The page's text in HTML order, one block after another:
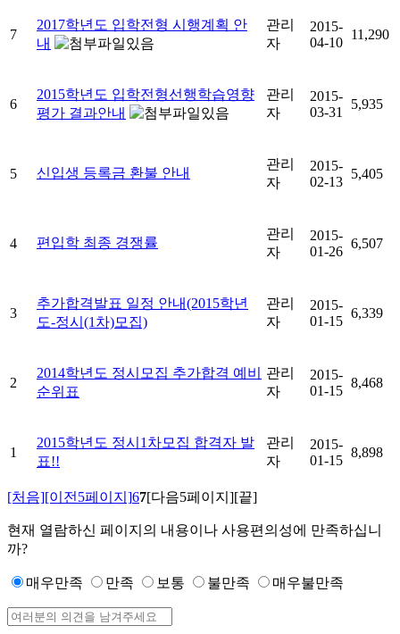
7
2017학년도 입학전형 시행계획 안
내
관리
자
2015-
04-10
11,290
6
2015학년도 입학전형선행학습영향
평가 결과안내
관리
자
2015-
03-31
5,935
5 신입생 등록금 환불 안내
관리
자
2015-
02-13
5,405
4 편입학 최종 경쟁률
관리
자
2015-
01-26
6,507
3
추가합격발표 일정 안내(2015학년
도-정시(1차)모집)
관리
자
2015-
01-15
6,339
2
2014학년도 정시모집 추가합격 예비
순위표
관리
자
2015-
01-15
8,468
1
2015학년도 정시1차모집 합격자 발
표!!
관리
자
2015-
01-15
8,898
[처음][이전5페이지]67[다음5페이지][끝]
현재 열람하신 페이지의 내용이나 사용편의성에 만족하십니
까?
매우만족 만족 보통 불만족 매우불만족